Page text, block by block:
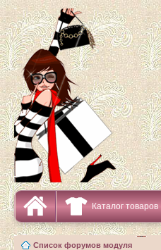
Каталог товаров
Список форумов модуля